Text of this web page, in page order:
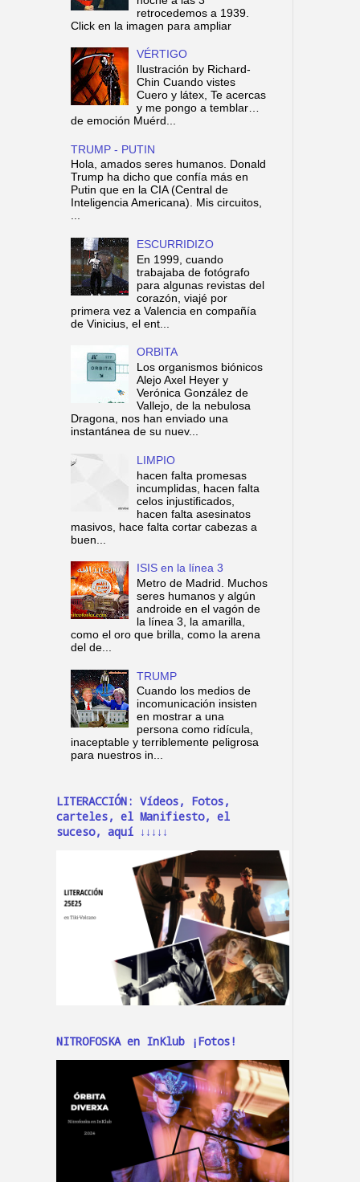
retrocedemos a 1939.
Click en la imagen para ampliar
VÉRTIGO
Ilustración by Richard-
Chin Cuando vistes
Cuero y látex, Te acercas
y me pongo a temblar…
de emoción Muérd...
TRUMP - PUTIN
Hola, amados seres humanos. Donald
Trump ha dicho que confía más en
Putin que en la CIA (Central de
Inteligencia Americana). Mis circuitos,
...
ESCURRIDIZO
En 1999, cuando
trabajaba de fotógrafo
para algunas revistas del
corazón, viajé por
primera vez a Valencia en compañía
de Vinicius, el ent...
ORBITA
Los organismos biónicos
Alejo Axel Heyer y
Verónica González de
Vallejo, de la nebulosa
Dragona, nos han enviado una
instantánea de su nuev...
LIMPIO
hacen falta promesas
incumplidas, hacen falta
celos injustificados,
hacen falta asesinatos
masivos, hace falta cortar cabezas a
buen...
ISIS en la línea 3
Metro de Madrid. Muchos
seres humanos y algún
androide en el vagón de
la línea 3, la amarilla,
como el oro que brilla, como la arena
del de...
TRUMP
Cuando los medios de
incomunicación insisten
en mostrar a una
persona como ridícula,
inaceptable y terriblemente peligrosa
para nuestros in...
LITERACCIÓN: Vídeos, Fotos,
carteles, el Manifiesto, el
suceso, aquí ↓↓↓↓↓
NITROFOSKA en InKlub ¡Fotos!